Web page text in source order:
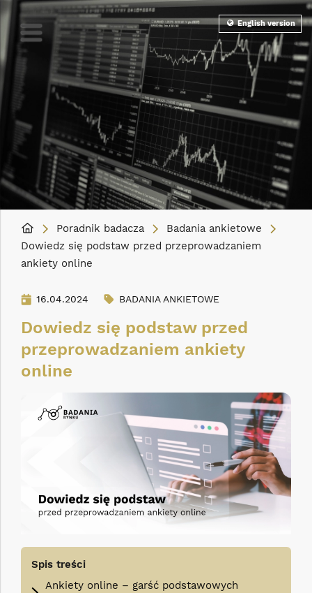
Poradnik badacza
Badania ankietowe
Dowiedz się podstaw przed przeprowadzaniem
ankiety online
16.04.2024 BADANIA ANKIETOWE
Dowiedz się podstaw przed
przeprowadzaniem ankiety
online
Spis treści
Ankiety online – garść podstawowych
English version